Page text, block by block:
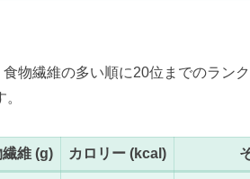
物繊維の多い順に20位までのラン
維 (g) カロリー (kcal)